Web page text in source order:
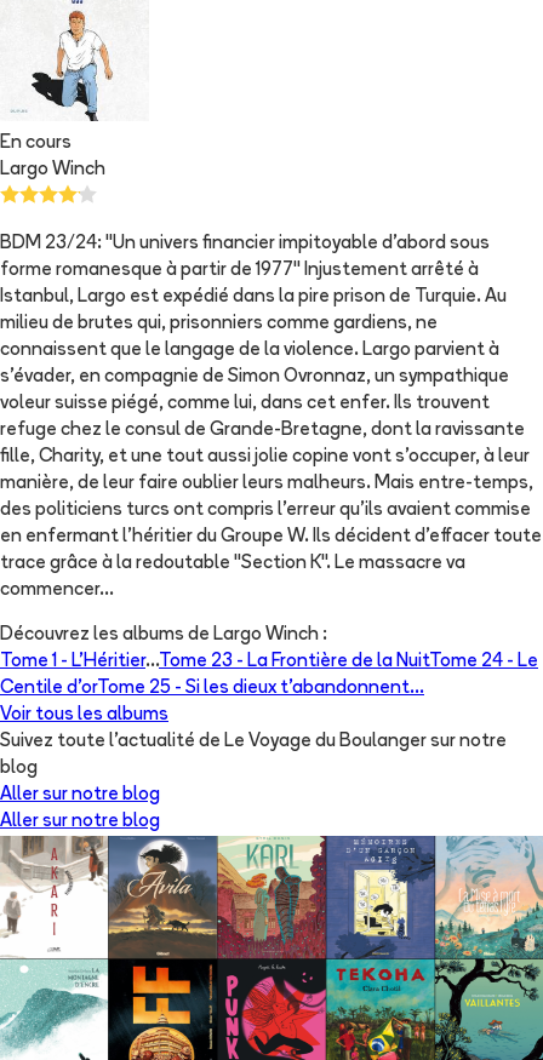
En cours
Largo Winch
BDM 23/24: "Un univers financier impitoyable d'abord sous
forme romanesque à partir de 1977" Injustement arrêté à
Istanbul, Largo est expédié dans la pire prison de Turquie. Au
milieu de brutes qui, prisonniers comme gardiens, ne
connaissent que le langage de la violence. Largo parvient à
s'évader, en compagnie de Simon Ovronnaz, un sympathique
voleur suisse piégé, comme lui, dans cet enfer. Ils trouvent
refuge chez le consul de Grande-Bretagne, dont la ravissante
fille, Charity, et une tout aussi jolie copine vont s'occuper, à leur
manière, de leur faire oublier leurs malheurs. Mais entre-temps,
des politiciens turcs ont compris l'erreur qu'ils avaient commise
en enfermant l'héritier du Groupe W. Ils décident d'effacer toute
trace grâce à la redoutable "Section K". Le massacre va
commencer...
Découvrez les albums de Largo Winch :
Tome 1 - L'Héritier...Tome 23 - La Frontière de la NuitTome 24 - Le
Centile d'orTome 25 - Si les dieux t'abandonnent...
Voir tous les albums
Suivez toute l'actualité de Le Voyage du Boulanger sur notre
blog
Aller sur notre blog
Aller sur notre blog